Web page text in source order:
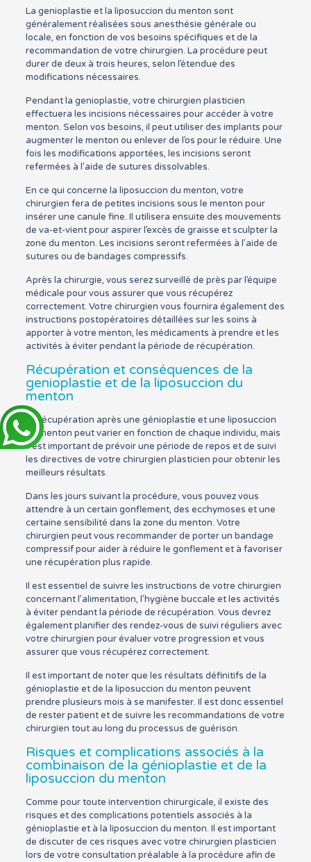
La genioplastie et la liposuccion du menton sont
généralement réalisées sous anesthésie générale ou
locale, en fonction de vos besoins spécifiques et de la
recommandation de votre chirurgien. La procédure peut
durer de deux à trois heures, selon l’étendue des
modifications nécessaires.
Pendant la genioplastie, votre chirurgien plasticien
effectuera les incisions nécessaires pour accéder à votre
menton. Selon vos besoins, il peut utiliser des implants pour
augmenter le menton ou enlever de l’os pour le réduire. Une
fois les modifications apportées, les incisions seront
refermées à l’aide de sutures dissolvables.
En ce qui concerne la liposuccion du menton, votre
chirurgien fera de petites incisions sous le menton pour
insérer une canule fine. Il utilisera ensuite des mouvements
de va-et-vient pour aspirer l’excès de graisse et sculpter la
zone du menton. Les incisions seront refermées à l’aide de
sutures ou de bandages compressifs.
Après la chirurgie, vous serez surveillé de près par l’équipe
médicale pour vous assurer que vous récupérez
correctement. Votre chirurgien vous fournira également des
instructions postopératoires détaillées sur les soins à
apporter à votre menton, les médicaments à prendre et les
activités à éviter pendant la période de récupération.
Récupération et conséquences de la
genioplastie et de la liposuccion du
menton
La récupération après une génioplastie et une liposuccion
du menton peut varier en fonction de chaque individu, mais
il est important de prévoir une période de repos et de suivi
les directives de votre chirurgien plasticien pour obtenir les
meilleurs résultats.
Dans les jours suivant la procédure, vous pouvez vous
attendre à un certain gonflement, des ecchymoses et une
certaine sensibilité dans la zone du menton. Votre
chirurgien peut vous recommander de porter un bandage
compressif pour aider à réduire le gonflement et à favoriser
une récupération plus rapide.
Il est essentiel de suivre les instructions de votre chirurgien
concernant l’alimentation, l’hygiène buccale et les activités
à éviter pendant la période de récupération. Vous devrez
également planifier des rendez-vous de suivi réguliers avec
votre chirurgien pour évaluer votre progression et vous
assurer que vous récupérez correctement.
Il est important de noter que les résultats définitifs de la
génioplastie et de la liposuccion du menton peuvent
prendre plusieurs mois à se manifester. Il est donc essentiel
de rester patient et de suivre les recommandations de votre
chirurgien tout au long du processus de guérison.
Risques et complications associés à la
combinaison de la génioplastie et de la
liposuccion du menton
Comme pour toute intervention chirurgicale, il existe des
risques et des complications potentiels associés à la
génioplastie et à la liposuccion du menton. Il est important
de discuter de ces risques avec votre chirurgien plasticien
lors de votre consultation préalable à la procédure afin de